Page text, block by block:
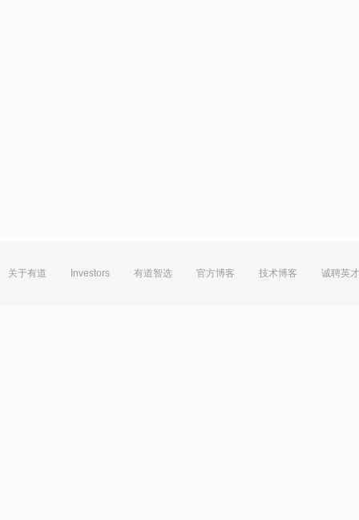
关于有道 Investors 有道智选 官方博客 技术博客 诚聘英才